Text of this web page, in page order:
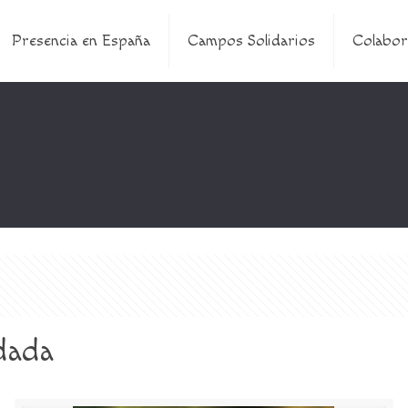
Presencia en España Campos Solidarios